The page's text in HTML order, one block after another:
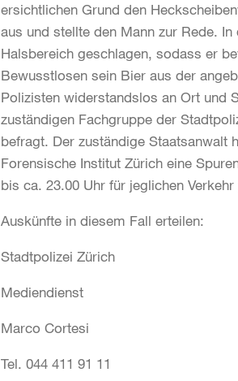
ersichtlichen Grund den
aus und stellte den Mann zur Rede.
Halsbereich geschlagen, sodass er
Bewusstlosen sein Bier aus der
Polizisten widerstandslos an Ort und
zuständigen Fachgruppe der
befragt. Der zuständige Staatsanwalt
Forensische Institut Zürich eine
bis ca. 23.00 Uhr für jeglichen
Auskünfte in diesem Fall erteilen:
Stadtpolizei Zürich
Mediendienst
Marco Cortesi
Tel. 044 411 91 11